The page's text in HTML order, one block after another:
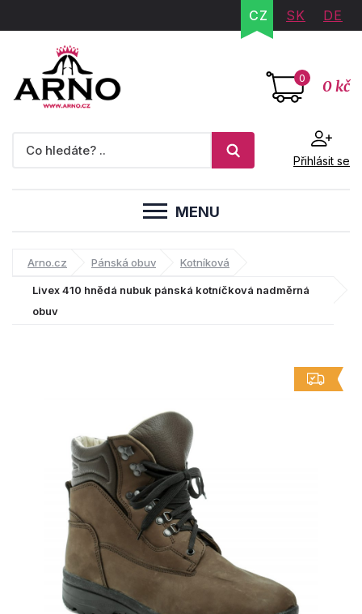
CZ SK DE
0 0 kč
Přihlásit se
MENU
Arno.cz Pánská obuv Kotníková
Livex 410 hnědá nubuk pánská kotníčková nadměrná
obuv